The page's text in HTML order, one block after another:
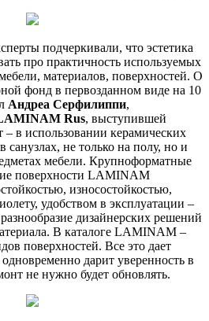
подчеркивали, что эстетика
про практичность используемых
материалов, поверхностей. О
фонд в первозданном виде на 10
Андреа Серфилиппи,
Rus, выступившей
– в использовании керамических
санузлах, не только на полу, но и
мебели. Крупноформатные
поверхности LAMINAM
износостойкостью,
удобством в эксплуатации –
дизайнерских решений
В каталоге LAMINAM –
поверхностей. Все это дает
дарит уверенность в
не нужно будет обновлять.